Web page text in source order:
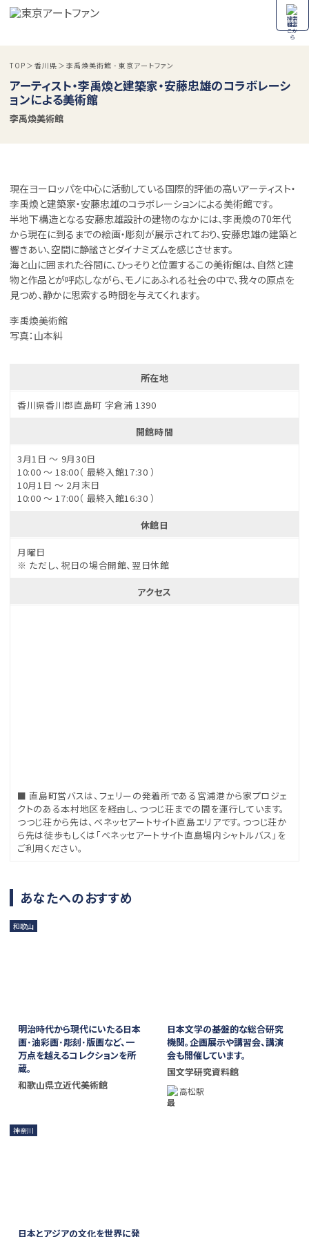
検索
TOP 香川県 李禹煥美術館 - 東京アートファン
アーティスト・李禹煥と建築家・安藤忠雄のコラボレーシ
ョンによる美術館
李禹煥美術館
現在ヨーロッパを中心に活動している国際的評価の高いアーティスト・
李禹煥と建築家・安藤忠雄のコラボレーションによる美術館です。
半地下構造となる安藤忠雄設計の建物のなかには、李禹煥の70年代
から現在に到るまでの絵画・彫刻が展示されており、安藤忠雄の建築と
響きあい、空間に静謐さとダイナミズムを感じさせます。
海と山に囲まれた谷間に、ひっそりと位置するこの美術館は、自然と建
物と作品とが呼応しながら、モノにあふれる社会の中で、我々の原点を
見つめ、静かに思索する時間を与えてくれます。
李禹煥美術館
写真：山本糾
所在地
香川県香川郡直島町 字倉浦 1390
開館時間
3月1日 ～ 9月30日
10:00 ～ 18:00（ 最終入館17:30 ）
10月1日 ～ 2月末日
10:00 ～ 17:00（ 最終入館16:30 ）
休館日
月曜日
※ ただし、祝日の場合開館、翌日休館
アクセス
■ 直島町営バスは、フェリーの発着所である宮浦港から家プロジェ
クトのある本村地区を経由し、つつじ荘までの間を運行しています。
つつじ荘から先は、ベネッセアートサイト直島エリアです。つつじ荘か
ら先は徒歩もしくは「ベネッセアートサイト直島場内シャトルバス」を
ご利用ください。
あなたへのおすすめ
和歌山
明治時代から現代にいたる日本
画･油彩画･彫刻･版画など、一
万点を越えるコレクションを所
蔵。
和歌山県立近代美術館
日本文学の基盤的な総合研究
機関。企画展示や講習会、講演
会も開催しています。
国文学研究資料館
高松駅
神奈川
日本とアジアの文化を世界に発